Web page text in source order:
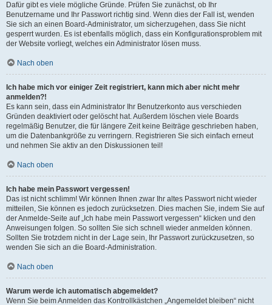
Dafür gibt es viele mögliche Gründe. Prüfen Sie zunächst, ob Ihr
Benutzername und Ihr Passwort richtig sind. Wenn dies der Fall ist, wenden
Sie sich an einen Board-Administrator, um sicherzugehen, dass Sie nicht
gesperrt wurden. Es ist ebenfalls möglich, dass ein Konfigurationsproblem mit
der Website vorliegt, welches ein Administrator lösen muss.
Nach oben
Ich habe mich vor einiger Zeit registriert, kann mich aber nicht mehr
anmelden?!
Es kann sein, dass ein Administrator Ihr Benutzerkonto aus verschieden
Gründen deaktiviert oder gelöscht hat. Außerdem löschen viele Boards
regelmäßig Benutzer, die für längere Zeit keine Beiträge geschrieben haben,
um die Datenbankgröße zu verringern. Registrieren Sie sich einfach erneut
und nehmen Sie aktiv an den Diskussionen teil!
Nach oben
Ich habe mein Passwort vergessen!
Das ist nicht schlimm! Wir können Ihnen zwar Ihr altes Passwort nicht wieder
mitteilen, Sie können es jedoch zurücksetzen. Dies machen Sie, indem Sie auf
der Anmelde-Seite auf „Ich habe mein Passwort vergessen“ klicken und den
Anweisungen folgen. So sollten Sie sich schnell wieder anmelden können.
Sollten Sie trotzdem nicht in der Lage sein, Ihr Passwort zurückzusetzen, so
wenden Sie sich an die Board-Administration.
Nach oben
Warum werde ich automatisch abgemeldet?
Wenn Sie beim Anmelden das Kontrollkästchen „Angemeldet bleiben“ nicht